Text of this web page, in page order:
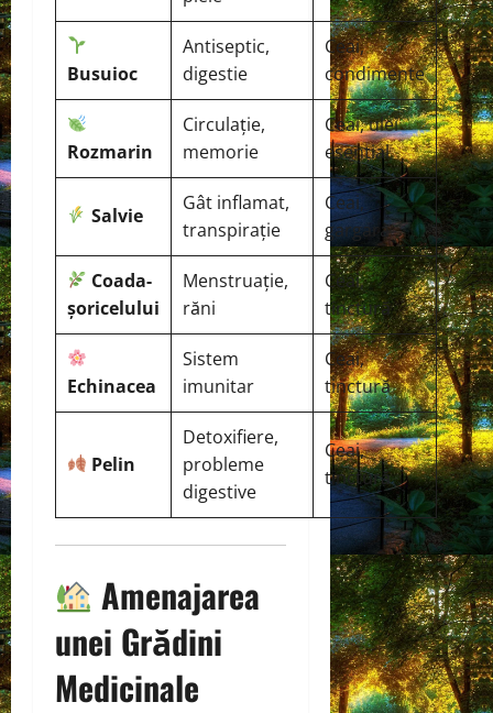
Busuioc
Antiseptic,
digestie
Ceai,
condimente
Rozmarin
Circulație,
memorie
Ceai, ulei
esențial
Salvie
Gât inflamat,
transpirație
Ceai,
gargara
Coada-
șoricelului
Menstruație,
răni
Ceai,
tinctură
Echinacea
Sistem
imunitar
Ceai,
tinctură
Pelin
Detoxifiere,
probleme
digestive
Ceai,
tinctură
Amenajarea
unei Grădini
Medicinale